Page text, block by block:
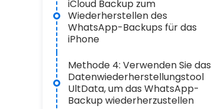
iCloud Backup zum
Wiederherstellen des
WhatsApp-Backups für das
iPhone
Methode 4: Verwenden Sie das
Datenwiederherstellungstool
UltData, um das WhatsApp-
Backup wiederherzustellen